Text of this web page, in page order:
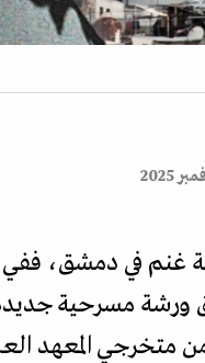
غنم في دمشق،
ورشة مسرحية
متخرجي المعهد